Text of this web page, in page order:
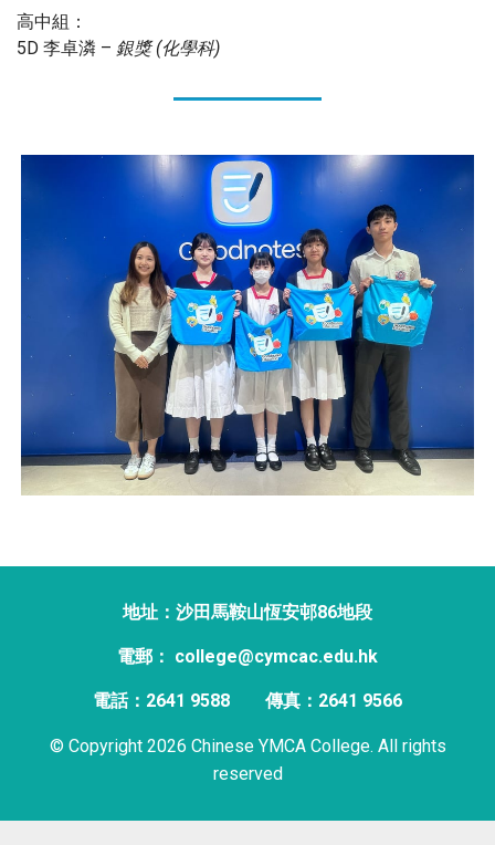
高中組：
5D 李卓潾 – 銀獎 (化學科)
地址：沙田馬鞍山恆安邨86地段
電郵： college@cymcac.edu.hk
電話：2641 9588 傳真：2641 9566
© Copyright 2026 Chinese YMCA College. All rights
reserved